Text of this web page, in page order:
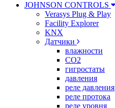
JOHNSON CONTROLS
Verasys Plug & Play
Facility Explorer
KNX
Датчики
влажности
CO2
гигростаты
давления
реле давления
реле протока
реле уровня